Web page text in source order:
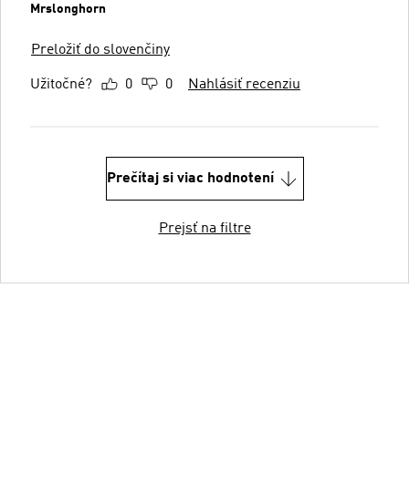
Mrslonghorn
Preložiť do slovenčiny
Užitočné? 0 0 Nahlásiť recenziu
Prečítaj si viac hodnotení
Prejsť na filtre